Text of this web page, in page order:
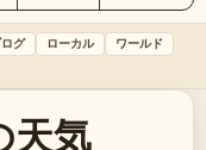
ログ ローカル
ワールド
天気